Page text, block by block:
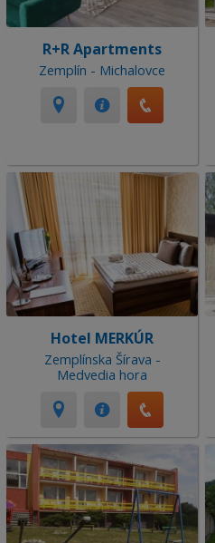
R+R Apartments
Zemplín - Michalovce
Hotel MERKÚR
Zemplínska Šírava -
Medvedia hora